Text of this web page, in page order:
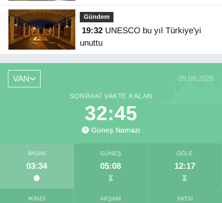
Gündem
19:32UNESCO bu yıl Türkiye'yi
unuttu
VAN 09.08.2026
SONRAKI VAKTE KALAN
32:43
Güneş Namazı
İMSAK
03:34
GÜNEŞ
05:08
ÖĞLE
12:17
İKINDI AKŞAM YATSI